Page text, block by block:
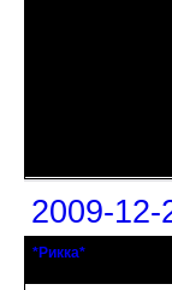
2009-12-
*Рикка*